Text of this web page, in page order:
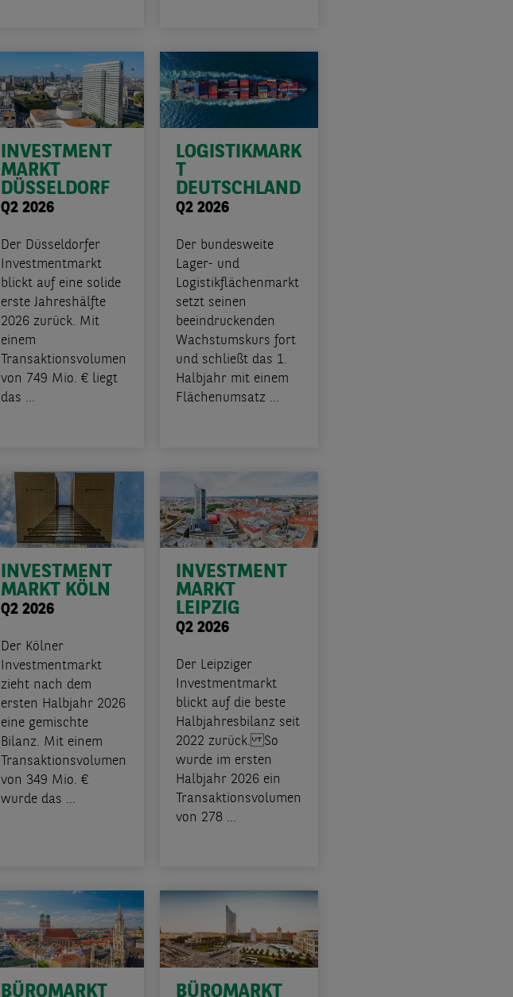
INVESTMENT
MARKT
DÜSSELDORF
Q2 2026
Der Düsseldorfer
Investmentmarkt
blickt auf eine solide
erste Jahreshälfte
2026 zurück. Mit
einem
Transaktionsvolumen
von 749 Mio. € liegt
das ...
LOGISTIKMARK
T
DEUTSCHLAND
Q2 2026
Der bundesweite
Lager- und
Logistikflächenmarkt
setzt seinen
beeindruckenden
Wachstumskurs fort
und schließt das 1.
Halbjahr mit einem
Flächenumsatz ...
INVESTMENT
MARKT KÖLN
Q2 2026
Der Kölner
Investmentmarkt
zieht nach dem
ersten Halbjahr 2026
eine gemischte
Bilanz. Mit einem
Transaktionsvolumen
von 349 Mio. €
wurde das ...
INVESTMENT
MARKT
LEIPZIG
Q2 2026
Der Leipziger
Investmentmarkt
blickt auf die beste
Halbjahresbilanz seit
2022 zurück. So
wurde im ersten
Halbjahr 2026 ein
Transaktionsvolumen
von 278 ...
BÜROMARKT BÜROMARKT